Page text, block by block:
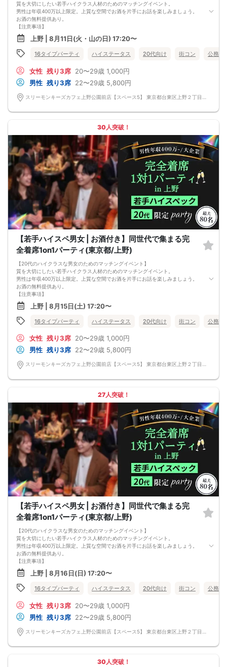
質を大切にしたい若手ハイクラス人材のためのマッチングイベント。
男性は年収400万以上限定。上質な空間でお酒を片手にお話を楽しみましょう。
お酒の無料提供あり。
【注意事項】
■当日の持ち物
・公的身分証明書 ※ご提示いただけない方はご参加いただけません
■留意事項
・最善を尽くしておりますが、やむを得ない事情（ご予約者様の当日キャンセル
交通費等の補償は致しかねますのであらかじめご了承ください。
・当日は時間に余裕をもってお越しください。10分以上の遅刻はご参加をお断り
する場合がございます。
【その他】
■最小催行人数
アルコール/ソフトドリンク付き
上野 | 8月11日(火・山の日) 17:20〜
16タイプパーティ ハイステータス 20代向け 街コン 公務員
女性 残り3席 20〜29歳 1,000円
男性 残り3席 22〜29歳 5,800円
30人突破！
【若手ハイスペ男女 | お酒付き】同世代で集まる完
全着席1on1パーティ(東京都/上野)
【20代のハイクラスな男女のためのマッチングイベント】
質を大切にしたい若手ハイクラス人材のためのマッチングイベント。
男性は年収400万以上限定。上質な空間でお酒を片手にお話を楽しみましょう。
お酒の無料提供あり。
【注意事項】
■当日の持ち物
・公的身分証明書 ※ご提示いただけない方はご参加いただけません
■留意事項
・最善を尽くしておりますが、やむを得ない事情（ご予約者様の当日キャンセル
交通費等の補償は致しかねますのであらかじめご了承ください。
・当日は時間に余裕をもってお越しください。10分以上の遅刻はご参加をお断り
する場合がございます。
【その他】
■最小催行人数
アルコール/ソフトドリンク付き
上野 | 8月15日(土) 17:20〜
16タイプパーティ ハイステータス 20代向け 街コン 公務員
女性 残り3席 20〜29歳 1,000円
男性 残り3席 22〜29歳 5,800円
27人突破！
【若手ハイスペ男女 | お酒付き】同世代で集まる完
全着席1on1パーティ(東京都/上野)
【20代のハイクラスな男女のためのマッチングイベント】
質を大切にしたい若手ハイクラス人材のためのマッチングイベント。
男性は年収400万以上限定。上質な空間でお酒を片手にお話を楽しみましょう。
お酒の無料提供あり。
【注意事項】
■当日の持ち物
・公的身分証明書 ※ご提示いただけない方はご参加いただけません
■留意事項
・最善を尽くしておりますが、やむを得ない事情（ご予約者様の当日キャンセル
交通費等の補償は致しかねますのであらかじめご了承ください。
・当日は時間に余裕をもってお越しください。10分以上の遅刻はご参加をお断り
する場合がございます。
【その他】
■最小催行人数
男女5対5
上野 | 8月16日(日) 17:20〜
16タイプパーティ ハイステータス 20代向け 街コン 公務員
女性 残り3席 20〜29歳 1,000円
男性 残り3席 22〜29歳 5,800円
30人突破！